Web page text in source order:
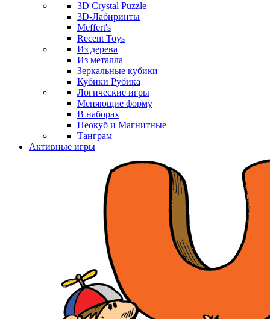
3D Crystal Puzzle
3D-Лабиринты
Meffert's
Recent Toys
Из дерева
Из металла
Зеркальные кубики
Кубики Рубика
Логические игры
Меняющие форму
В наборах
Неокуб и Магнитные
Танграм
Активные игры